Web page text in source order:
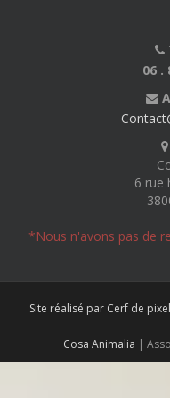
06 .
6 rue
*Nous n'avons pas de
Site réalisé par Cerf de pixel
Cosa Animalia |